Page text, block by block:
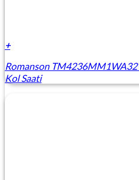
+
Romanson
Kol Saati